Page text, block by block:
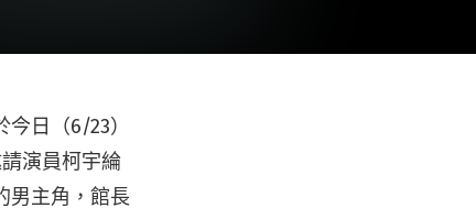
日（6/23）
演員柯宇綸
男主角，館長